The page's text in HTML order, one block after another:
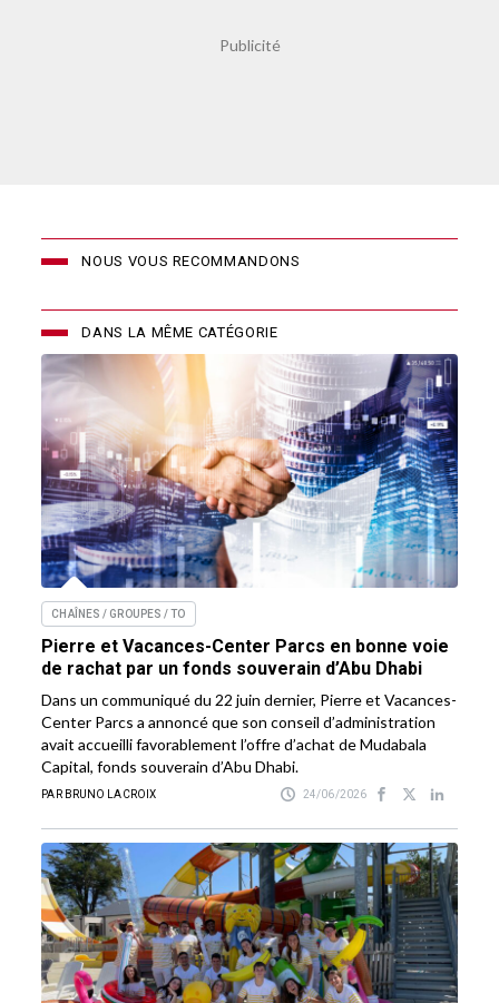
NOUS VOUS RECOMMANDONS
DANS LA MÊME CATÉGORIE
CHAÎNES / GROUPES / TO
Pierre et Vacances-Center Parcs en bonne voie
de rachat par un fonds souverain d’Abu Dhabi
Dans un communiqué du 22 juin dernier, Pierre et Vacances-
Center Parcs a annoncé que son conseil d’administration
avait accueilli favorablement l’offre d’achat de Mudabala
Capital, fonds souverain d’Abu Dhabi.
PAR BRUNO LACROIX 24/06/2026